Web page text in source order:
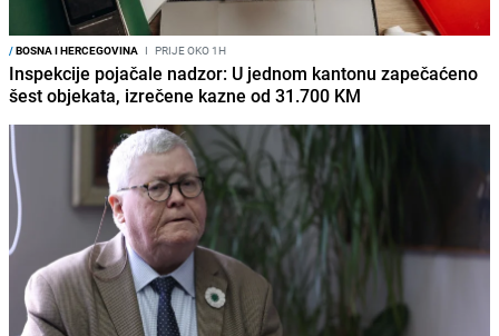
/BOSNA I HERCEGOVINA I PRIJE OKO 1H
Inspekcije pojačale nadzor: U jednom kantonu zapečaćeno
šest objekata, izrečene kazne od 31.700 KM